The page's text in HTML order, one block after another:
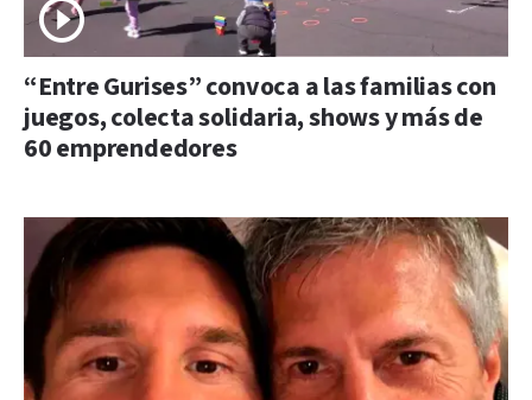
“Entre Gurises” convoca a las familias con
juegos, colecta solidaria, shows y más de
60 emprendedores